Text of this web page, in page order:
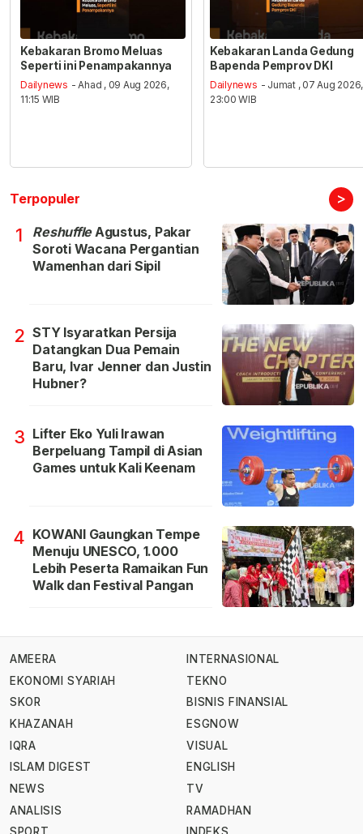
Kebakaran Bromo Meluas
Seperti ini Penampakannya
Dailynews - Ahad , 09 Aug 2026,
11:15 WIB
Kebakaran Landa Gedung
Bapenda Pemprov DKI
Dailynews - Jumat , 07 Aug 2026,
23:00 WIB
Terpopuler >
1 ReshuffleAgustus, Pakar
Soroti Wacana Pergantian
Wamenhan dari Sipil
2 STY Isyaratkan Persija
Datangkan Dua Pemain
Baru, Ivar Jenner dan Justin
Hubner?
3 Lifter Eko Yuli Irawan
Berpeluang Tampil di Asian
Games untuk Kali Keenam
4 KOWANI Gaungkan Tempe
Menuju UNESCO, 1.000
Lebih Peserta Ramaikan Fun
Walk dan Festival Pangan
AMEERA
EKONOMI SYARIAH
SKOR
KHAZANAH
IQRA
ISLAM DIGEST
NEWS
ANALISIS
INTERNASIONAL
TEKNO
BISNIS FINANSIAL
ESGNOW
VISUAL
ENGLISH
TV
RAMADHAN